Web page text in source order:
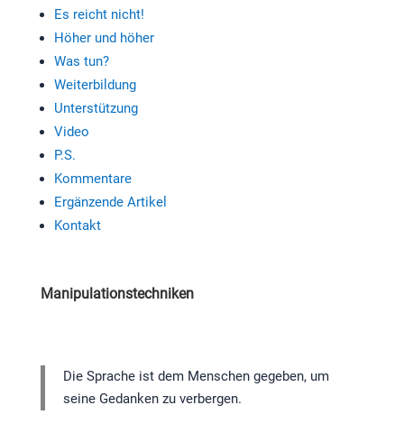
Es reicht nicht!
Höher und höher
Was tun?
Weiterbildung
Unterstützung
Video
P.S.
Kommentare
Ergänzende Artikel
Kontakt
Manipulationstechniken
Die Sprache ist dem Menschen gegeben, um
seine Gedanken zu verbergen.